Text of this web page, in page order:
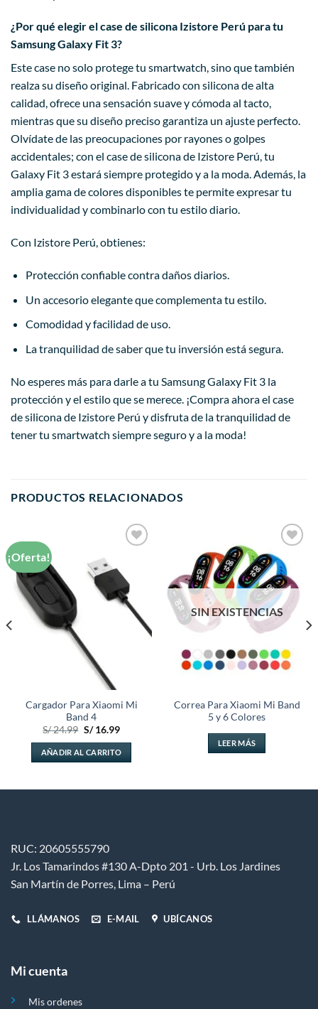
¿Por qué elegir el case de silicona Izistore Perú para tu
Samsung Galaxy Fit 3?
Este case no solo protege tu smartwatch, sino que también
realza su diseño original. Fabricado con silicona de alta
calidad, ofrece una sensación suave y cómoda al tacto,
mientras que su diseño preciso garantiza un ajuste perfecto.
Olvídate de las preocupaciones por rayones o golpes
accidentales; con el case de silicona de Izistore Perú, tu
Galaxy Fit 3 estará siempre protegido y a la moda. Además, la
amplia gama de colores disponibles te permite expresar tu
individualidad y combinarlo con tu estilo diario.
Con Izistore Perú, obtienes:
Protección confiable contra daños diarios.
Un accesorio elegante que complementa tu estilo.
Comodidad y facilidad de uso.
La tranquilidad de saber que tu inversión está segura.
No esperes más para darle a tu Samsung Galaxy Fit 3 la
protección y el estilo que se merece. ¡Compra ahora el case
de silicona de Izistore Perú y disfruta de la tranquilidad de
tener tu smartwatch siempre seguro y a la moda!
PRODUCTOS RELACIONADOS
¡Oferta!
lista de
deseos
Cargador Para Xiaomi Mi
Band 4
S/24.99 El
original
era:
S/ 24.99.
S/16.99El
actual
es:
S/ 16.99.
AÑADIR AL CARRITO
Añadir
a la
lista de
deseos
SIN EXISTENCIAS
Correa Para Xiaomi Mi Band
5 y 6 Colores
LEER MÁS
RUC: 20605555790
Jr. Los Tamarindos #130 A-Dpto 201 - Urb. Los Jardines
San Martín de Porres, Lima – Perú
LLÁMANOS E-MAIL UBÍCANOS
Mi cuenta
Mis ordenes